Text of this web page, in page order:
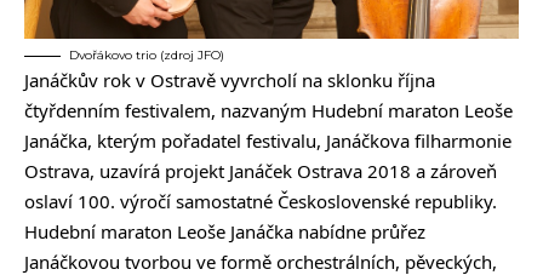
Dvořákovo trio (zdroj JFO)
Janáčkův rok v Ostravě vyvrcholí na sklonku října
čtyřdenním festivalem, nazvaným Hudební maraton Leoše
Janáčka, kterým pořadatel festivalu, Janáčkova filharmonie
Ostrava, uzavírá projekt Janáček Ostrava 2018 a zároveň
oslaví 100. výročí samostatné Československé republiky.
Hudební maraton Leoše Janáčka nabídne průřez
Janáčkovou tvorbou ve formě orchestrálních, pěveckých,